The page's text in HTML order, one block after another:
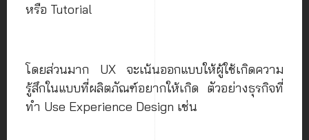
หรือ Tutorial
โดยส่วนมาก UX จะเน้นออกแบบให้ผู้ใช้เกิดความ
รู้สึกในแบบที่ผลิตภัณฑ์อยากให้เกิด ตัวอย่างธุรกิจที่
ทำ Use Experience Design เช่น